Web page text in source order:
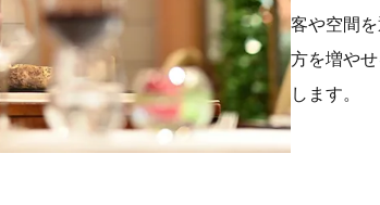
客や空間
方を増や
します。